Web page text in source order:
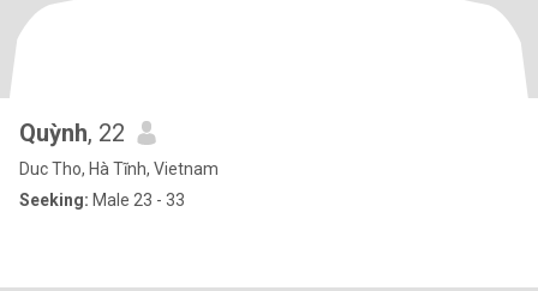
Quỳnh, 22
Duc Tho, Hà Tĩnh, Vietnam
Seeking: Male 23 - 33